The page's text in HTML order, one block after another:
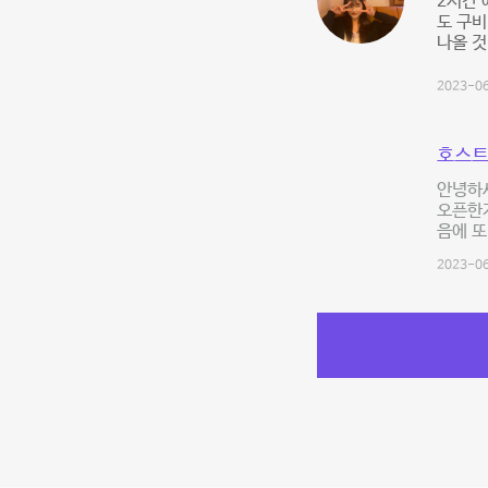
도 구
나올
2023-
호스
안녕하
오픈한
음에
2023-